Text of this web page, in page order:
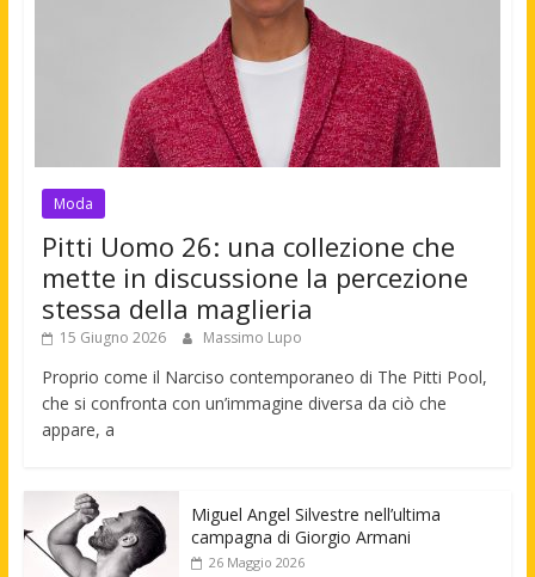
Moda
Pitti Uomo 26: una collezione che
mette in discussione la percezione
stessa della maglieria
15 Giugno 2026 Massimo Lupo
Proprio come il Narciso contemporaneo di The Pitti Pool,
che si confronta con un’immagine diversa da ciò che
appare, a
Miguel Angel Silvestre nell’ultima
campagna di Giorgio Armani
26 Maggio 2026